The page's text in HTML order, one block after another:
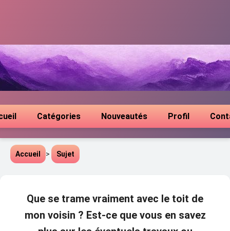
Catégories Nouveautés Profil
Accueil > Sujet
Que se trame vraiment avec le toit de
mon voisin ? Est-ce que vous en savez